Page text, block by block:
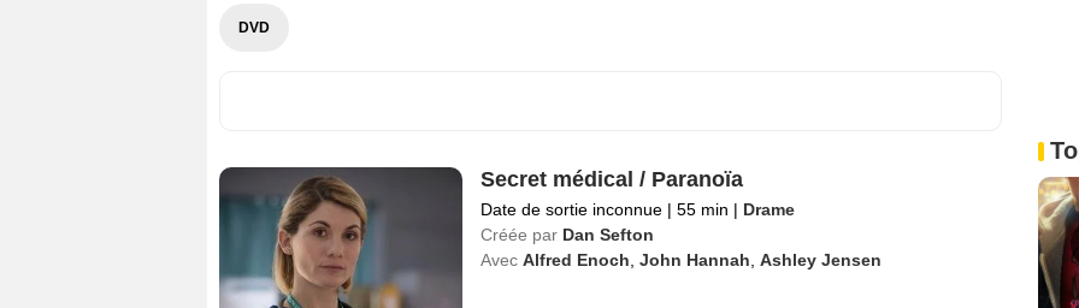
DVD
Secret médical / Paranoïa
Date de sortie inconnue | 55 min | Drame
Créée par Dan Sefton
Avec Alfred Enoch John Hannah Ashley Jensen